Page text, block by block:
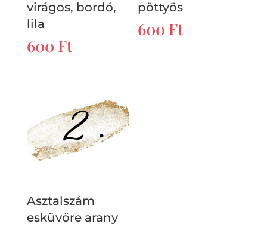
virágos, bordó,
lila
600 Ft
pöttyös
600 Ft
Asztalszám
esküvőre arany